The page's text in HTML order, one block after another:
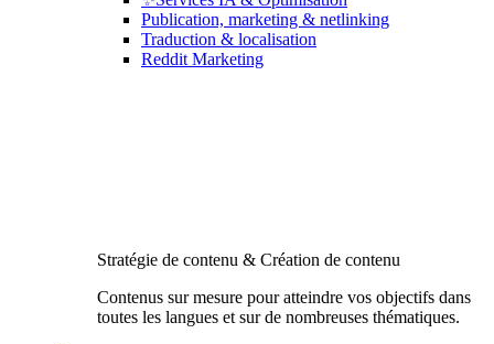
Publication, marketing & netlinking
Traduction & localisation
Reddit Marketing
Stratégie de contenu & Création de contenu
Contenus sur mesure pour atteindre vos objectifs dans
toutes les langues et sur de nombreuses thématiques.